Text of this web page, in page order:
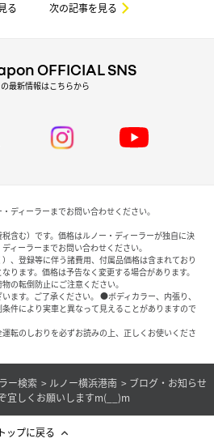
る 次の記事を見る
OFFICIAL SNS
最新情報はこちらから
ディーラーまでお問い合わせください。
含む）です。価格はルノー・ディーラーが独自に決
ィーラーまでお問い合わせください。
、登録等に伴う諸費用、付属品価格は含まれており
ります。価格は予告なく変更する場合があります。
の転倒防止にご注意ください。
ます。ご了承ください。 ●ボディカラー、内張り、
件により実車と異なって見えることがありますので
転のしおりを必ずお読みの上、正しくお使いくださ
ー検索 ルノー横浜港南
ブログ・お知らせ
宜しくお願いしますm(__)m
トップに戻る